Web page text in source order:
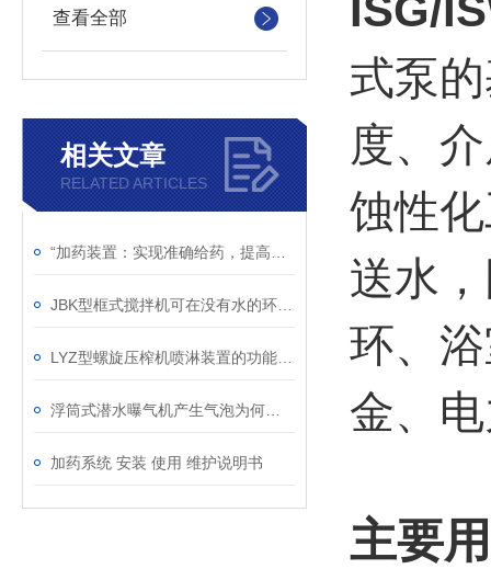
查看全部
相关文章
RELATED ARTICLES
加药系统 安装 使用 维护说明书
ISG/
式泵
度、
蚀性
送水
环、
金、
主要